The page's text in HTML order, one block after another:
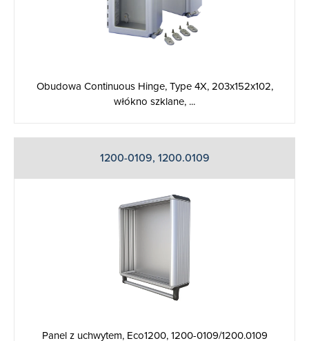
Obudowa Continuous Hinge, Type 4X, 203x152x102,
włókno szklane, ...
1200-0109, 1200.0109
Panel z uchwytem, Eco1200, 1200-0109/1200.0109